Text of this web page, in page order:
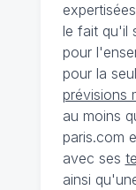
le fait qu'il
pour
pour la
prévisions
au moins
paris.com
avec ses
ainsi